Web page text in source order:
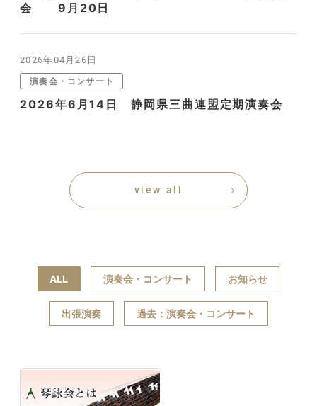
会 9月20日
2026年04月26日
演奏会・コンサート
2026年6月14日 静岡県三曲連盟定期演奏会
view all
ALL 演奏会・コンサート お知らせ
出張演奏 過去：演奏会・コンサート